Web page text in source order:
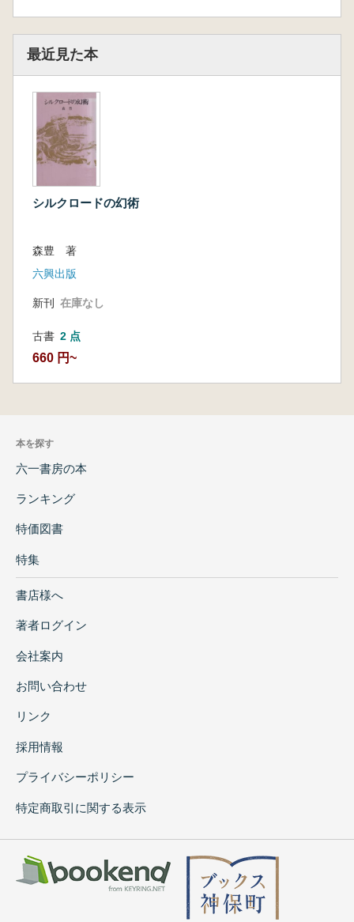
最近見た本
シルクロードの幻術
森豊 著
六興出版
新刊 在庫なし
古書 2 点
660 円~
本を探す
六一書房の本
ランキング
特価図書
特集
書店様へ
著者ログイン
会社案内
お問い合わせ
リンク
採用情報
プライバシーポリシー
特定商取引に関する表示